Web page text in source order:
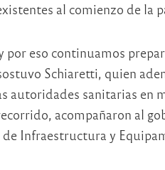
al comienzo de la
eso continuamos
Schiaretti, quien
autoridades sanitarias en
acompañaron al
Infraestructura y